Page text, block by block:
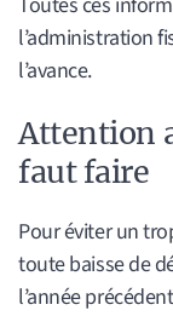
l’administration
l’avance.
Attention
faut faire
Pour éviter un
toute baisse de
l’année